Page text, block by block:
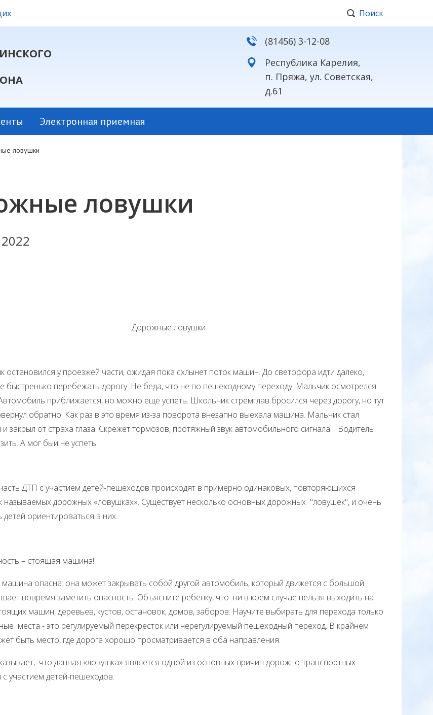
Поиск
(81456) 3-12-08
Республика Карелия,
п. Пряжа, ул. Советская,
д.61
Электронная приемная
ловушки
ловушки
Дорожные ловушки
у проезжей части, ожидая пока схлынет поток машин. До светофора идти далеко,
быстренько перебежать дорогу. Не беда, что не по пешеходному переходу. Мальчик осмотрелся
приближается, но можно еще успеть. Школьник стремглав бросился через дорогу, но тут
обратно. Как раз в это время из-за поворота внезапно выехала машина. Мальчик стал
и закрыл от страха глаза. Скрежет тормозов, протяжный звук автомобильного сигнала… Водитель
А мог быи не успеть…
ДТП с участием детей-пешеходов происходят в примерно одинаковых, повторяющихся
называемых дорожных «ловушках». Существует несколько основных дорожных "ловушек", и очень
детей ориентироваться в них.
– стоящая машина!
опасна: она может закрывать собой другой автомобиль, который движется с большой
вовремя заметить опасность. Объясните ребенку, что ни в коем случае нельзя выходить на
машин, деревьев, кустов, остановок, домов, заборов. Научите выбирать для перехода только
места - это регулируемый перекресток или нерегулируемый пешеходный переход. В крайнем
быть место, где дорога хорошо просматривается в оба направления.
что данная «ловушка» является одной из основных причин дорожно-транспортных
участием детей-пешеходов.